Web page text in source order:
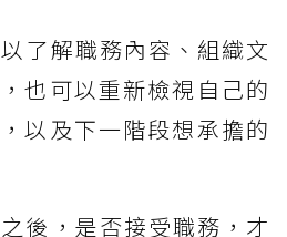
了解職務內容、組織文
也可以重新檢視自己的
以及下一階段想承擔的
後，是否接受職務，才